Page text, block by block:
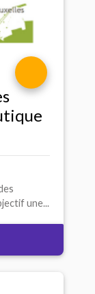
une...